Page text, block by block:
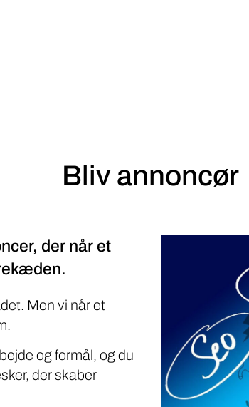
Bliv annoncør
der når et
Men vi når et
og formål, og du
der skaber